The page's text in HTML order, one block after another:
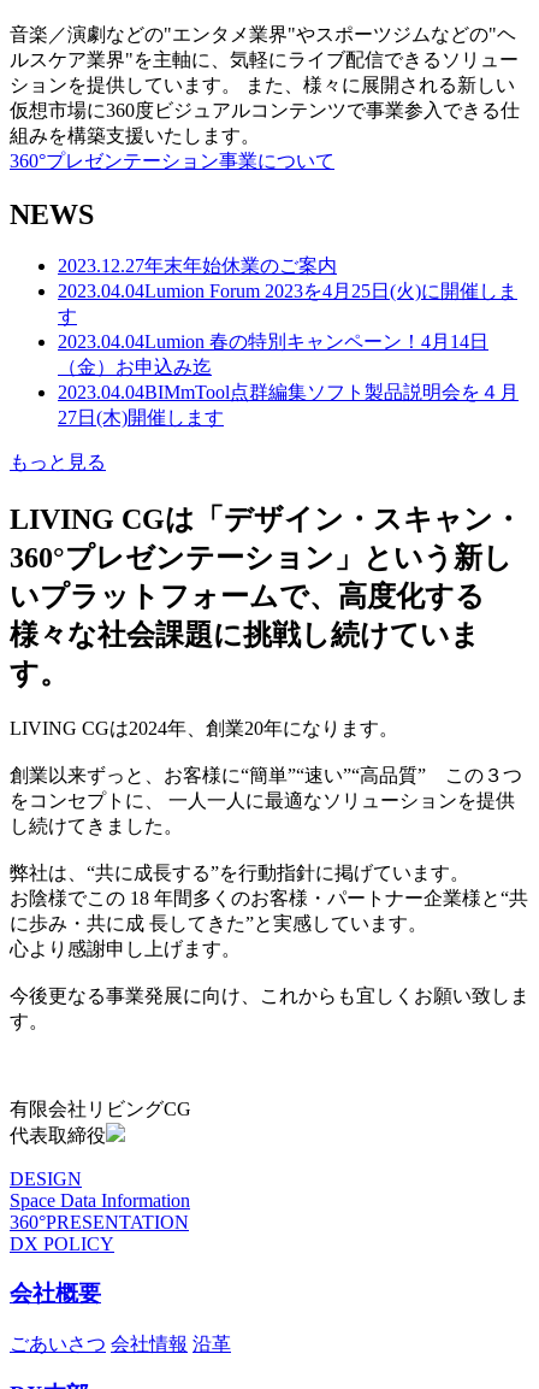
音楽／演劇などの"エンタメ業界"やスポーツジムなどの"ヘ
ルスケア業界"を主軸に、気軽にライブ配信できるソリュー
ションを提供しています。 また、様々に展開される新しい
仮想市場に360度ビジュアルコンテンツで事業参入できる仕
組みを構築支援いたします。
360°プレゼンテーション事業について
NEWS
2023.12.27年末年始休業のご案内
2023.04.04Lumion Forum 2023を4月25日(火)に開催しま
す
2023.04.04Lumion 春の特別キャンペーン！4月14日
（金）お申込み迄
2023.04.04BIMmTool点群編集ソフト製品説明会を４月
27日(木)開催します
もっと見る
LIVING CGは「デザイン・スキャン・
360°プレゼンテーション」という新し
いプラットフォームで、高度化する
様々な社会課題に挑戦し続けていま
す。
LIVING CGは2024年、創業20年になります。
創業以来ずっと、お客様に“簡単”“速い”“高品質” この３つ
をコンセプトに、 一人一人に最適なソリューションを提供
し続けてきました。
弊社は、“共に成長する”を行動指針に掲げています。
お陰様でこの 18 年間多くのお客様・パートナー企業様と“共
に歩み・共に成 長してきた”と実感しています。
心より感謝申し上げます。
今後更なる事業発展に向け、これからも宜しくお願い致しま
す。
有限会社リビングCG
代表取締役
DESIGN
Space Data Information
360°PRESENTATION
DX POLICY
会社概要
ごあいさつ 会社情報 沿革